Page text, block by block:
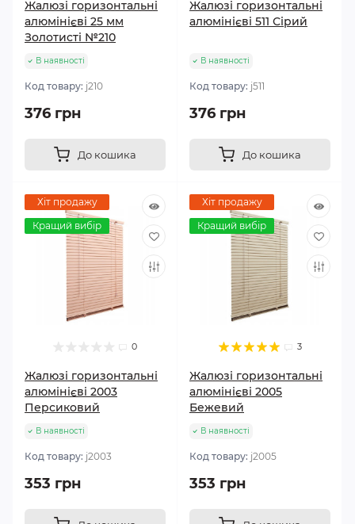
Жалюзі горизонтальні
алюмінієві 25 мм
Золотисті №210
В наявності
Код товару: j210
376 грн
До кошика
Жалюзі горизонтальні
алюмінієві 511 Сірий
В наявності
Код товару: j511
376 грн
До кошика
Хіт продажу
Кращий вибір
0
Жалюзі горизонтальні
алюмінієві 2003
Персиковий
В наявності
Код товару: j2003
353 грн
Хіт продажу
Кращий вибір
3
Жалюзі горизонтальні
алюмінієві 2005
Бежевий
В наявності
Код товару: j2005
353 грн